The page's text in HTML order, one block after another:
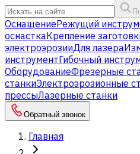
ОснащениеРежущий
оснасткаКрепление
электроэрозииДля лазера
инструментГибочный
ОборудованиеФрезерные
станкиЭлектроэрозионные
прессыЛазерные станки
Обратный звонок
Главная